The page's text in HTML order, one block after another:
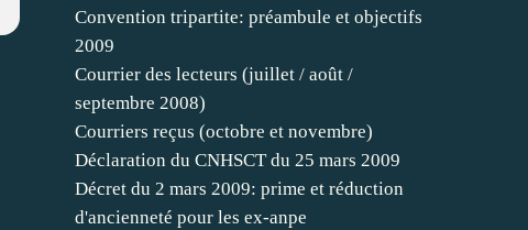
Convention tripartite: préambule et objectifs
2009
Courrier des lecteurs (juillet / août /
septembre 2008)
Courriers reçus (octobre et novembre)
Déclaration du CNHSCT du 25 mars 2009
Décret du 2 mars 2009: prime et réduction
d'ancienneté pour les ex-anpe